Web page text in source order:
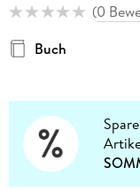
(0
Buch